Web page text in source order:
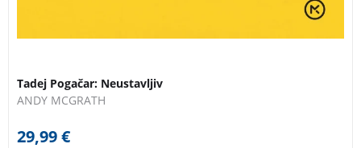
Tadej Pogačar: Neustavljiv
ANDY MCGRATH
29,99€